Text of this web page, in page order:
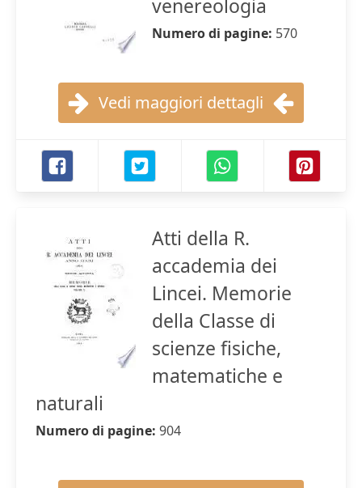
venereologia
Numero di pagine: 570
Vedi maggiori dettagli
Atti della R.
accademia dei
Lincei. Memorie
della Classe di
scienze fisiche,
matematiche e
naturali
Numero di pagine: 904